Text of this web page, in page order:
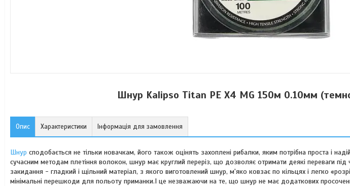
Шнур Kalipso Titan PE X4 MG 150м 0.10мм
Опис Характеристики Інформація для замовлення
Шнур сподобається не тільки новачкам, його також оцінять захоплені рибалки, яким потрібна проста і
сучасним методам плетіння волокон, шнур має круглий переріз, що дозволяє отримати деякі переваги
закидання - гладкий і щільний матеріал, з якого виготовлений шнур, м'яко ковзає по кільцях і легко
мінімальні перешкоди для польоту приманки.І це незважаючи на те, що шнур не має додаткових просочень